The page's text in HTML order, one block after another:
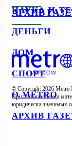
НАУКА И
ДЕНЬГИ
ДОМ
СПОРТ
О METRO
АРХИВ
АРХИВ
© Copyright 2026 Metro
При использовании
юридически значимых